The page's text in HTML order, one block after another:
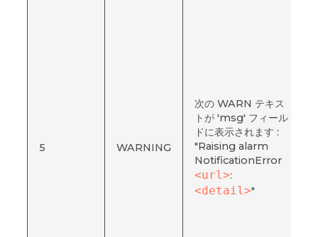
5 WARNING
次の WARN テキス
トが 'msg' フィール
ドに表示されます :
"Raising alarm
NotificationError
<url>:
<detail>"